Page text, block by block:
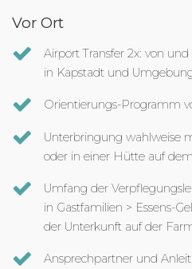
Vor Ort
Airport Transfer 2x: von
in Kapstadt und
Orientierungs-Programm
Unterbringung wahlweise
oder in einer Hütte auf
Umfang der
in Gastfamilien > Essens-
der Unterkunft auf der
Ansprechpartner und